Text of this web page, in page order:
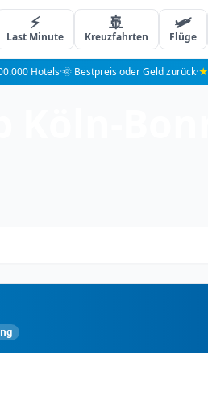
⚡
Last Minute
🚢
Kreuzfahrten
🛩️
Flüge
Hotels·🌞 Bestpreis oder Geld zurück·★